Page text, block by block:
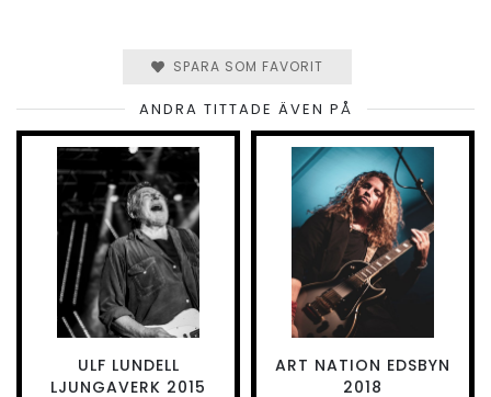
SPARA SOM FAVORIT
ANDRA TITTADE ÄVEN PÅ
ULF LUNDELL
LJUNGAVERK 2015
ART NATION EDSBYN
2018